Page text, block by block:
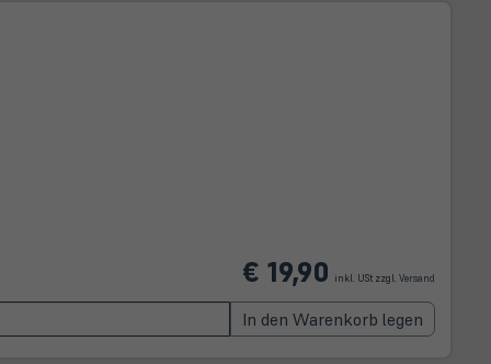
€ 19,90 inkl. USt zzgl. Versand
In den Warenkorb legen